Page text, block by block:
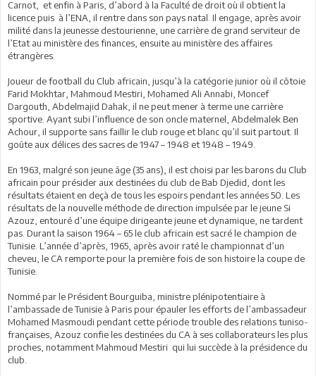
Carnot, et enfin à Paris, d’abord à la Faculté de droit où il obtient la
licence puis à l’ENA, il rentre dans son pays natal. Il engage, après avoir
milité dans la jeunesse destourienne, une carrière de grand serviteur de
l’Etat au ministère des finances, ensuite au ministère des affaires
étrangères.
Joueur de football du Club africain, jusqu’à la catégorie junior où il côtoie
Farid Mokhtar, Mahmoud Mestiri, Mohamed Ali Annabi, Moncef
Dargouth, Abdelmajid Dahak, il ne peut mener à terme une carrière
sportive. Ayant subi l’influence de son oncle maternel, Abdelmalek Ben
Achour, il supporte sans faillir le club rouge et blanc qu’il suit partout. Il
goûte aux délices des sacres de 1947 – 1948 et 1948 – 1949.
En 1963, malgré son jeune âge (35 ans), il est choisi par les barons du Club
africain pour présider aux destinées du club de Bab Djedid, dont les
résultats étaient en deçà de tous les espoirs pendant les années 50. Les
résultats de la nouvelle méthode de direction impulsée par le jeune Si
Azouz, entouré d’une équipe dirigeante jeune et dynamique, ne tardent
pas. Durant la saison 1964 – 65 le club africain est sacré le champion de
Tunisie. L’année d’après, 1965, après avoir raté le championnat d’un
cheveu, le CA remporte pour la première fois de son histoire la coupe de
Tunisie.
Nommé par le Président Bourguiba, ministre plénipotentiaire à
l’ambassade de Tunisie à Paris pour épauler les efforts de l’ambassadeur
Mohamed Masmoudi pendant cette période trouble des relations tuniso-
françaises, Azouz confie les destinées du CA à ses collaborateurs les plus
proches, notamment Mahmoud Mestiri qui lui succède à la présidence du
club.